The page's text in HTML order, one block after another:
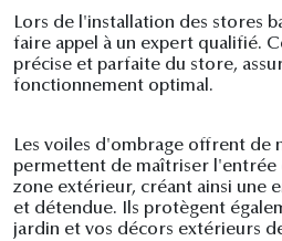
Lors de l'installation des stores
faire appel à un expert qualifié.
précise et parfaite du store,
fonctionnement optimal.
Les voiles d'ombrage offrent de
permettent de maîtriser l'entrée
zone extérieur, créant ainsi une
et détendue. Ils protègent
jardin et vos décors extérieurs